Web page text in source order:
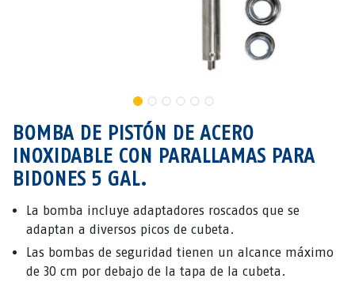
BOMBA DE PISTÓN DE ACERO
INOXIDABLE CON PARALLAMAS PARA
BIDONES 5 GAL.
La bomba incluye adaptadores roscados que se
adaptan a diversos picos de cubeta.
Las bombas de seguridad tienen un alcance máximo
de 30 cm por debajo de la tapa de la cubeta.